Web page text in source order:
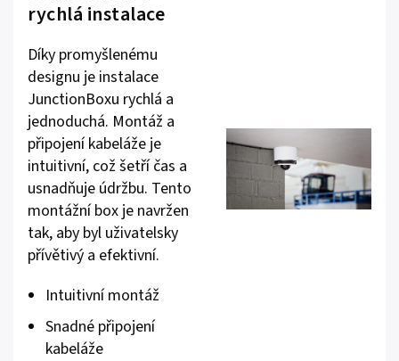
rychlá instalace
Díky promyšlenému
designu je instalace
JunctionBoxu rychlá a
jednoduchá. Montáž a
připojení kabeláže je
intuitivní, což šetří čas a
usnadňuje údržbu. Tento
montážní box je navržen
tak, aby byl uživatelsky
přívětivý a efektivní.
Intuitivní montáž
Snadné připojení
kabeláže